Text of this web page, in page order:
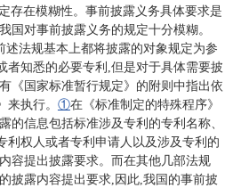
存在模糊性。事前披露义务具体要求是
国对事前披露义务的规定十分模糊。
述法规基本上都将披露的对象规定为参
者知悉的必要专利,但是对于具体需要披
《国家标准暂行规定》的附则中指出依
执行。 ①在《标准制定的特殊程序》
的信息包括标准涉及专利的专利名称、
利权人或者专利申请人以及涉及专利的
容提出披露要求。而在其他几部法规
披露内容提出要求,因此,我国的事前披